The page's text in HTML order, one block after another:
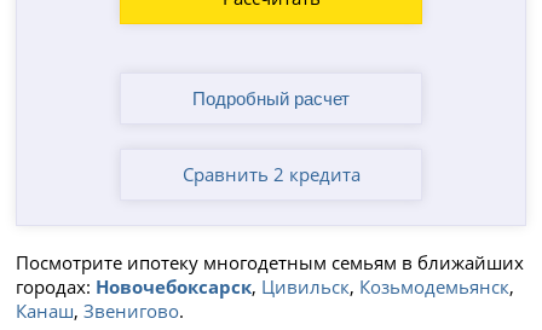
Сравнить 2 кредита
Посмотрите ипотеку многодетным семьям в ближайших
городах: Новочебоксарск, Цивильск, Козьмодемьянск,
Канаш,Звенигово.